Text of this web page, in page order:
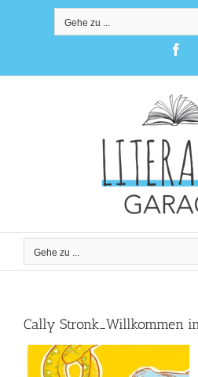
Gehe zu ...
Gehe zu ...
Cally Stronk_Willkommen